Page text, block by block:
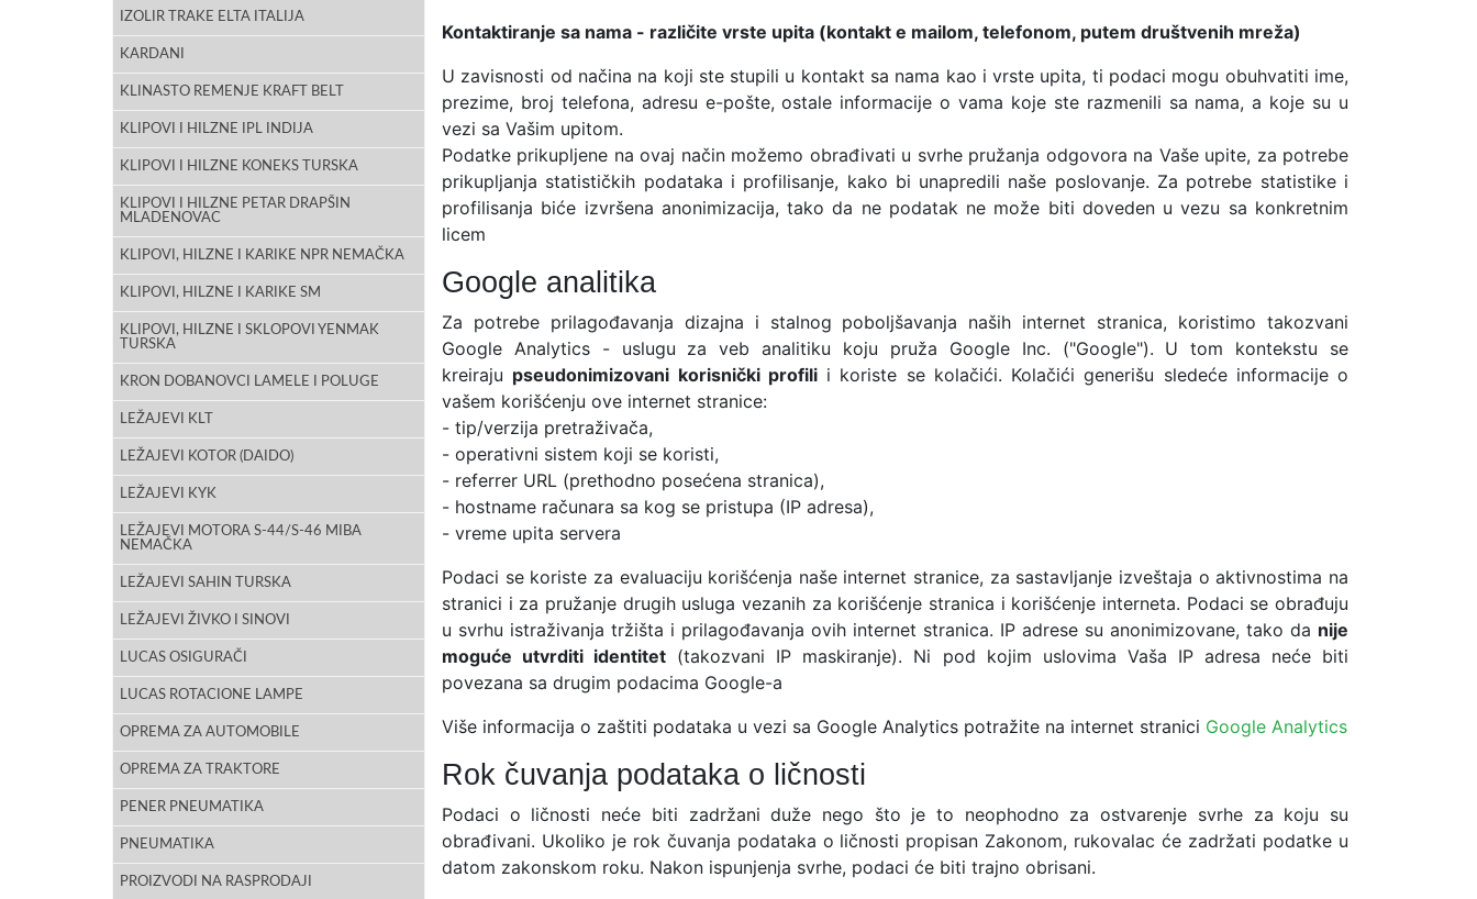
IZOLIR TRAKE ELTA ITALIJA
KARDANI
KLINASTO REMENJE KRAFT BELT
KLIPOVI I HILZNE IPL INDIJA
KLIPOVI I HILZNE KONEKS TURSKA
KLIPOVI I HILZNE PETAR DRAPŠIN
MLADENOVAC
KLIPOVI, HILZNE I KARIKE NPR NEMAČKA
KLIPOVI, HILZNE I KARIKE SM
KLIPOVI, HILZNE I SKLOPOVI YENMAK
TURSKA
KRON DOBANOVCI LAMELE I POLUGE
LEŽAJEVI KLT
LEŽAJEVI KOTOR (DAIDO)
LEŽAJEVI KYK
LEŽAJEVI MOTORA S-44/S-46 MIBA
NEMAČKA
LEŽAJEVI SAHIN TURSKA
LEŽAJEVI ŽIVKO I SINOVI
LUCAS OSIGURAČI
LUCAS ROTACIONE LAMPE
OPREMA ZA AUTOMOBILE
OPREMA ZA TRAKTORE
PENER PNEUMATIKA
PNEUMATIKA
PROIZVODI NA RASPRODAJI
Kontaktiranje sa nama - različite vrste upita (kontakt e mailom, telefonom, putem društvenih mreža)
U zavisnosti od načina na koji ste stupili u kontakt sa nama kao i vrste upita, ti podaci mogu obuhvatiti ime,
prezime, broj telefona, adresu e-pošte, ostale informacije o vama koje ste razmenili sa nama, a koje su u
vezi sa Vašim upitom.
Podatke prikupljene na ovaj način možemo obrađivati u svrhe pružanja odgovora na Vaše upite, za potrebe
prikupljanja statističkih podataka i profilisanje, kako bi unapredili naše poslovanje. Za potrebe statistike i
profilisanja biće izvršena anonimizacija, tako da ne podatak ne može biti doveden u vezu sa konkretnim
licem
Google analitika
Za potrebe prilagođavanja dizajna i stalnog poboljšavanja naših internet stranica, koristimo takozvani
Google Analytics - uslugu za veb analitiku koju pruža Google Inc. ("Google"). U tom kontekstu se
kreiraju pseudonimizovani korisnički profilii koriste se kolačići. Kolačići generišu sledeće informacije o
vašem korišćenju ove internet stranice:
- tip/verzija pretraživača,
- operativni sistem koji se koristi,
- referrer URL (prethodno posećena stranica),
- hostname računara sa kog se pristupa (IP adresa),
- vreme upita servera
Podaci se koriste za evaluaciju korišćenja naše internet stranice, za sastavljanje izveštaja o aktivnostima na
stranici i za pružanje drugih usluga vezanih za korišćenje stranica i korišćenje interneta. Podaci se obrađuju
u svrhu istraživanja tržišta i prilagođavanja ovih internet stranica. IP adrese su anonimizovane, tako da nije
moguće utvrditi identitet (takozvani IP maskiranje). Ni pod kojim uslovima Vaša IP adresa neće biti
povezana sa drugim podacima Google-a
Više informacija o zaštiti podataka u vezi sa Google Analytics potražite na internet stranici Google Analytics
Rok čuvanja podataka o ličnosti
Podaci o ličnosti neće biti zadržani duže nego što je to neophodno za ostvarenje svrhe za koju su
obrađivani. Ukoliko je rok čuvanja podataka o ličnosti propisan Zakonom, rukovalac će zadržati podatke u
datom zakonskom roku. Nakon ispunjenja svrhe, podaci će biti trajno obrisani.